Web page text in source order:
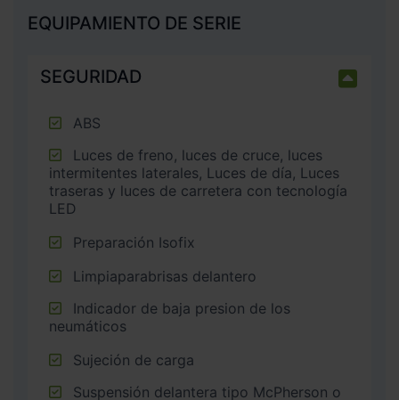
EQUIPAMIENTO DE SERIE
SEGURIDAD
ABS
intermitentes laterales, Luces de día, Luces
traseras y luces de carretera con tecnología
LED
Preparación Isofix
Limpiaparabrisas delantero
neumáticos
Sujeción de carga